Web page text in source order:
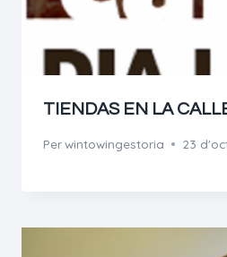
TIENDAS EN LA
Perwintowingestoria 23